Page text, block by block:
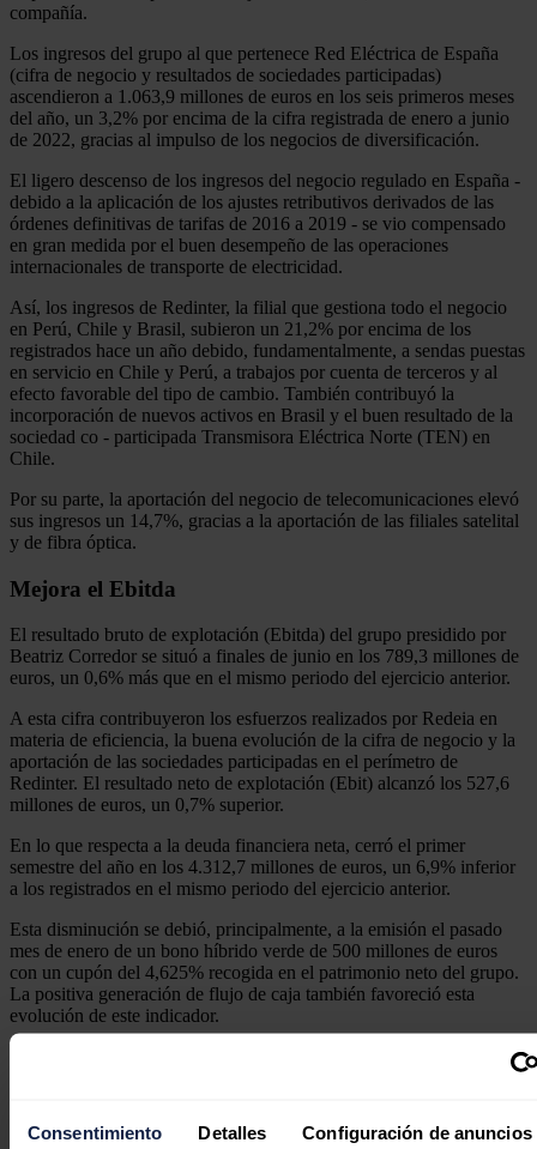
Consentimiento Detalles Configuración de anuncios
compañía.
Los ingresos del grupo al que pertenece Red Eléctrica de España
(cifra de negocio y resultados de sociedades participadas)
ascendieron a 1.063,9 millones de euros en los seis primeros meses
del año, un 3,2% por encima de la cifra registrada de enero a junio
de 2022, gracias al impulso de los negocios de diversificación.
El ligero descenso de los ingresos del negocio regulado en España -
debido a la aplicación de los ajustes retributivos derivados de las
órdenes definitivas de tarifas de 2016 a 2019 - se vio compensado
en gran medida por el buen desempeño de las operaciones
internacionales de transporte de electricidad.
Así, los ingresos de Redinter, la filial que gestiona todo el negocio
en Perú, Chile y Brasil, subieron un 21,2% por encima de los
registrados hace un año debido, fundamentalmente, a sendas puestas
en servicio en Chile y Perú, a trabajos por cuenta de terceros y al
efecto favorable del tipo de cambio. También contribuyó la
incorporación de nuevos activos en Brasil y el buen resultado de la
sociedad co - participada Transmisora Eléctrica Norte (TEN) en
Chile.
Por su parte, la aportación del negocio de telecomunicaciones elevó
sus ingresos un 14,7%, gracias a la aportación de las filiales satelital
y de fibra óptica.
Mejora el Ebitda
El resultado bruto de explotación (Ebitda) del grupo presidido por
Beatriz Corredor se situó a finales de junio en los 789,3 millones de
euros, un 0,6% más que en el mismo periodo del ejercicio anterior.
A esta cifra contribuyeron los esfuerzos realizados por Redeia en
materia de eficiencia, la buena evolución de la cifra de negocio y la
aportación de las sociedades participadas en el perímetro de
Redinter. El resultado neto de explotación (Ebit) alcanzó los 527,6
millones de euros, un 0,7% superior.
En lo que respecta a la deuda financiera neta, cerró el primer
semestre del año en los 4.312,7 millones de euros, un 6,9% inferior
a los registrados en el mismo periodo del ejercicio anterior.
Esta disminución se debió, principalmente, a la emisión el pasado
mes de enero de un bono híbrido verde de 500 millones de euros
con un cupón del 4,625% recogida en el patrimonio neto del grupo.
La positiva generación de flujo de caja también favoreció esta
evolución de este indicador.